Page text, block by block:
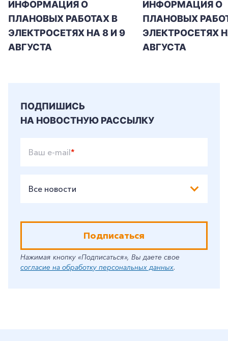
ИНФОРМАЦИЯ О
ПЛАНОВЫХ РАБОТАХ В
ЭЛЕКТРОСЕТЯХ НА 8 И 9
АВГУСТА
ИНФОРМАЦИЯ О
ПЛАНОВЫХ
ЭЛЕКТРОСЕТЯХ
АВГУСТА
ПОДПИШИСЬ
НА НОВОСТНУЮ РАССЫЛКУ
Ваш e-mail*
Все новости
Подписаться
Нажимая кнопку «Подписаться», Вы даете свое
согласие на обработку персональных данных.